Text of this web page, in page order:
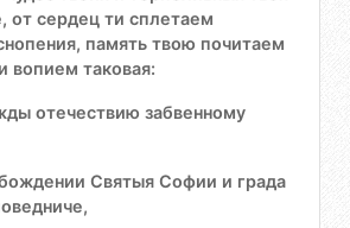
от сердец ти сплетаем
память твою почитаем
вопием таковая:
отечествию забвенному
Святыя Софии и града